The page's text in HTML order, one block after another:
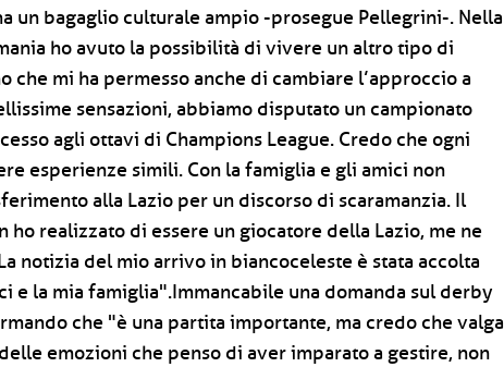
un bagaglio culturale ampio -prosegue Pellegrini-. Nella
ho avuto la possibilità di vivere un altro tipo di
che mi ha permesso anche di cambiare l’approccio a
sensazioni, abbiamo disputato un campionato
agli ottavi di Champions League. Credo che ogni
esperienze simili. Con la famiglia e gli amici non
alla Lazio per un discorso di scaramanzia. Il
ho realizzato di essere un giocatore della Lazio, me ne
notizia del mio arrivo in biancoceleste è stata accolta
e la mia famiglia".Immancabile una domanda sul derby
che "è una partita importante, ma credo che valga
emozioni che penso di aver imparato a gestire, non